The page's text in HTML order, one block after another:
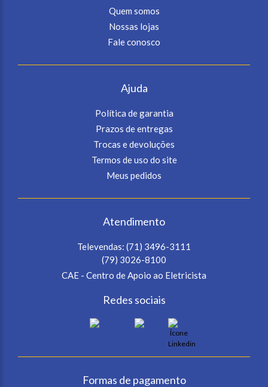
Quem somos
Nossas lojas
Fale conosco
Ajuda
Política de garantia
Prazos de entregas
Trocas e devoluções
Termos de uso do site
Meus pedidos
Atendimento
Televendas: (71) 3496-3111
(79) 3026-8100
CAE - Centro de Apoio ao Eletricista
Redes sociais
Formas de pagamento